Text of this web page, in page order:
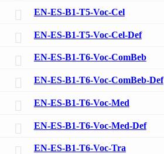
EN-ES-B1-T5-Voc-Cel
EN-ES-B1-T5-Voc-Cel-Def
EN-ES-B1-T6-Voc-ComBeb
EN-ES-B1-T6-Voc-ComBeb-Def
EN-ES-B1-T6-Voc-Med
EN-ES-B1-T6-Voc-Med-Def
EN-ES-B1-T6-Voc-Tra